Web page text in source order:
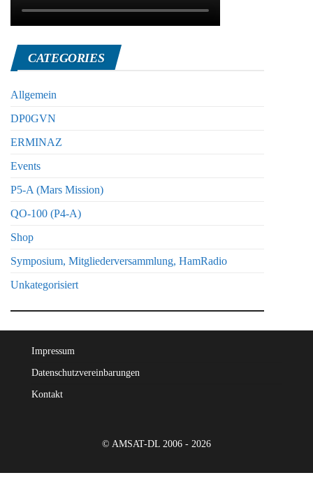
CATEGORIES
Allgemein
DP0GVN
ERMINAZ
Events
P5-A (Mars Mission)
QO-100 (P4-A)
Shop
Symposium, Mitgliederversammlung, HamRadio
Unkategorisiert
Impressum
Datenschutzvereinbarungen
Kontakt
© AMSAT-DL 2006 - 2026